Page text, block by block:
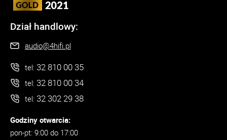
Dział handlowy:
audio@4hifi.pl
tel: 32 810 00 35
tel: 32 810 00 34
tel: 32 302 29 38
Godziny otwarcia:
pon-pt: 9:00 do 17:00